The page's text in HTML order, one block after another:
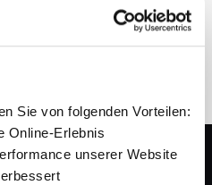
Sie von folgenden Vorteilen:
Online-Erlebnis
unserer Website
bis zu 60 k
einschließlich des Notrufsystems ist von der
der Netzproviderabhängig.
berechnen